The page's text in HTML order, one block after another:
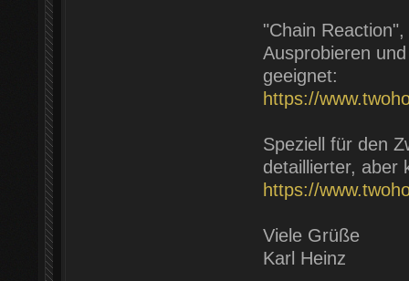
"Chain
Ausprobieren
geeignet:
https://
Speziell für den
detaillierter, aber
https://
Viele Grüße
Karl Heinz